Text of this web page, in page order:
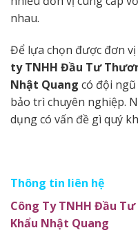
nhau.
Để lựa chọn được đơn
ty TNHH Đầu Tư
Nhật Quang có đội
bảo trì chuyên nghiệp.
dụng có vấn đề gì quý
Thông tin liên hệ
Công Ty TNHH Đầu
Khẩu Nhật Quang